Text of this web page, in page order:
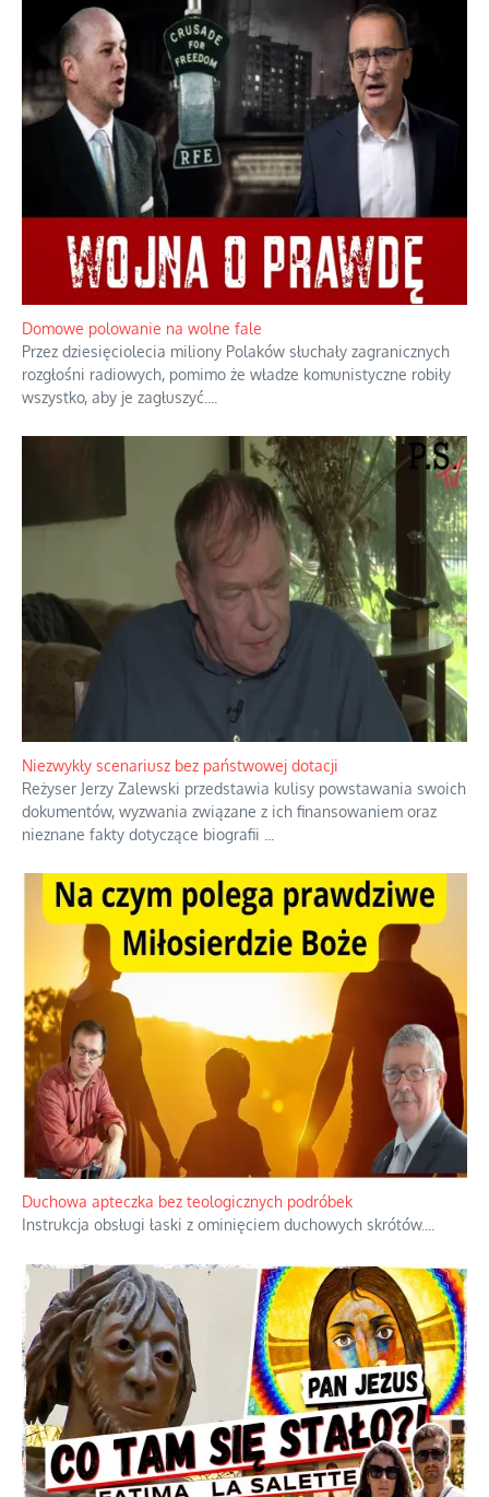
Rozważania o rodzinie przy zielonej herbacie
Rodzina to zbiór jednostek połączonych trwałymi, naturalnymi,
realnymi relacjami....
Domowe polowanie na wolne fale
Przez dziesięciolecia miliony Polaków słuchały zagranicznych
rozgłośni radiowych, pomimo że władze komunistyczne robiły
wszystko, aby je zagłuszyć....
Niezwykły scenariusz bez państwowej dotacji
Reżyser Jerzy Zalewski przedstawia kulisy powstawania swoich
dokumentów, wyzwania związane z ich finansowaniem oraz
nieznane fakty dotyczące biografii...